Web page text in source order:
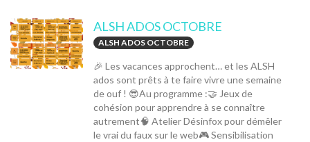
ALSH ADOS OCTOBRE
ALSH ADOS OCTOBRE
🎉 Les vacances approchent… et les ALSH
ados sont prêts à te faire vivre une semaine
de ouf ! 😎Au programme :🤝 Jeux de
cohésion pour apprendre à se connaître
autrement🧠 Atelier Désinfox pour démêler
le vrai du faux sur le web🎮 Sensibilisation